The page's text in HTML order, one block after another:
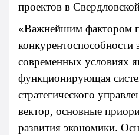
проектов в
«Важнейшим фактором
конкурентоспособности
современных условиях
функционирующая
стратегического
вектор, основные
развития экономики.